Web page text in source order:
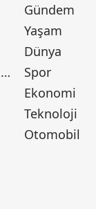
Canan Barlas ile Gündem
Gündem
Yaşam
Dünya
Spor
Ekonomi
Teknoloji
Otomobil